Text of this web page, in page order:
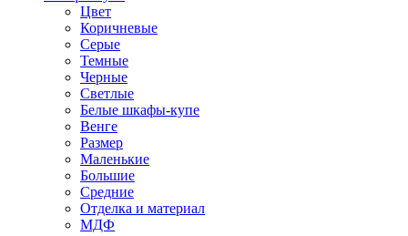
Цвет
Коричневые
Серые
Темные
Черные
Светлые
Белые шкафы-купе
Венге
Размер
Маленькие
Большие
Средние
Отделка и материал
МДФ